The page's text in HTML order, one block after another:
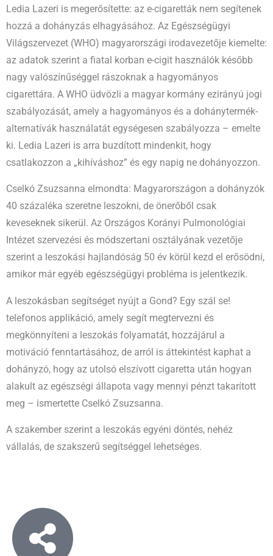
Ledia Lazeri is megerősítette: az e-cigaretták nem segítenek
hozzá a dohányzás elhagyásához. Az Egészségügyi
Világszervezet (WHO) magyarországi irodavezetője kiemelte:
az adatok szerint a fiatal korban e-cigit használók később
nagy valószínűséggel rászoknak a hagyományos
cigarettára. A WHO üdvözli a magyar kormány ezirányú jogi
szabályozását, amely a hagyományos és a dohánytermék-
alternatívák használatát egységesen szabályozza – emelte
ki. Ledia Lazeri is arra buzdított mindenkit, hogy
csatlakozzon a „kihíváshoz” és egy napig ne dohányozzon.
Cselkó Zsuzsanna elmondta: Magyarországon a dohányzók
40 százaléka szeretne leszokni, de önerőből csak
keveseknek sikerül. Az Országos Korányi Pulmonológiai
Intézet szervezési és módszertani osztályának vezetője
szerint a leszokási hajlandóság 50 év körül kezd el erősödni,
amikor már egyéb egészségügyi probléma is jelentkezik.
A leszokásban segítséget nyújt a Gond? Egy szál se!
telefonos applikáció, amely segít megtervezni és
megkönnyíteni a leszokás folyamatát, hozzájárul a
motiváció fenntartásához, de arról is áttekintést kaphat a
dohányzó, hogy az utolsó elszívott cigaretta után hogyan
alakult az egészségi állapota vagy mennyi pénzt takarított
meg – ismertette Cselkó Zsuzsanna.
A szakember szerint a leszokás egyéni döntés, nehéz
vállalás, de szakszerű segítséggel lehetséges.